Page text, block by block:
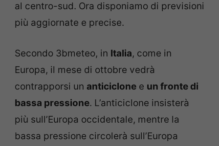
al centro-sud. Ora disponiamo di previsioni
più aggiornate e precise.
Secondo 3bmeteo, in Italia, come in
Europa, il mese di ottobre vedrà
contrapporsi un anticiclone e un fronte di
bassa pressione. L’anticiclone insisterà
più sull’Europa occidentale, mentre la
bassa pressione circolerà sull’Europa